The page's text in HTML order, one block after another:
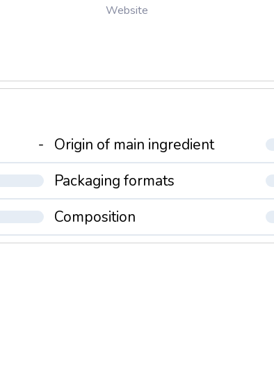
Website
-
Origin of main ingredient
Packaging formats
Composition